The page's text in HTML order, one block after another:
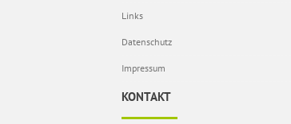
Links
Datenschutz
Impressum
KONTAKT